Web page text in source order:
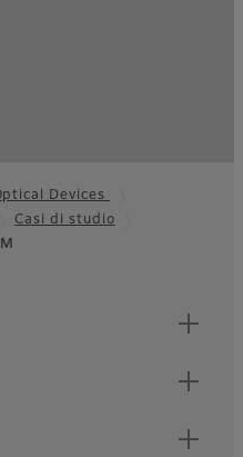
Devices
Casi di studio